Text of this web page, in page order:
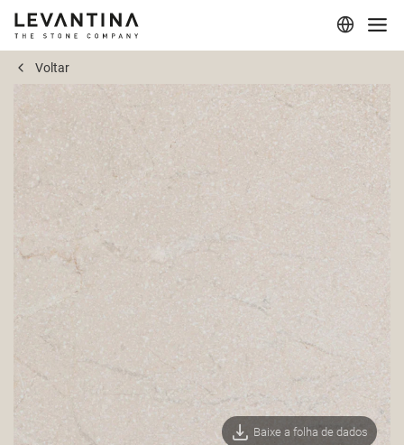
Corporativo
Materiais
Projetos
Aplicações
Profissionais
Voltar
Baixe a folha de dados